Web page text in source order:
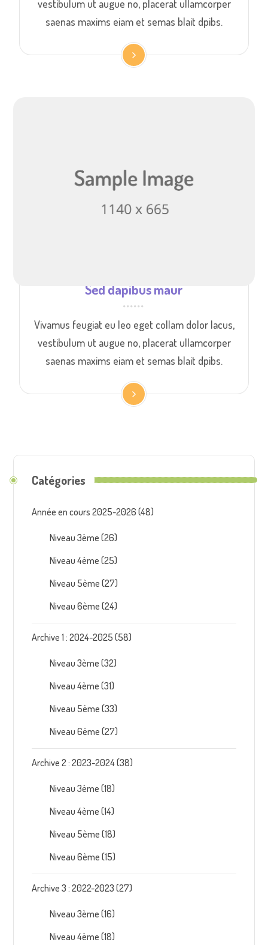
vestibulum ut augue no, placerat ullamcorper
saenas maxims eiam et semas blait dpibs.
Sed dapibus maur
Vivamus feugiat eu leo eget collam dolor lacus,
vestibulum ut augue no, placerat ullamcorper
saenas maxims eiam et semas blait dpibs.
Catégories
Année en cours 2025-2026 (48)
Niveau 3ème (26)
Niveau 4ème (25)
Niveau 5ème (27)
Niveau 6ème (24)
Archive 1 : 2024-2025 (58)
Niveau 3ème (32)
Niveau 4ème (31)
Niveau 5ème (33)
Niveau 6ème (27)
Archive 2 : 2023-2024(38)
Niveau 3ème (18)
Niveau 4ème (14)
Niveau 5ème (18)
Niveau 6ème (15)
Archive 3 : 2022-2023 (27)
Niveau 3ème (16)
Niveau 4ème (18)